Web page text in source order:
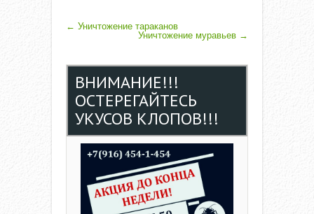
P
S
T
N
A
← Уничтожение тараканов
Уничтожение муравьев →
ВНИМАНИЕ!!!
ОСТЕРЕГАЙТЕСЬ
УКУСОВ КЛОПОВ!!!